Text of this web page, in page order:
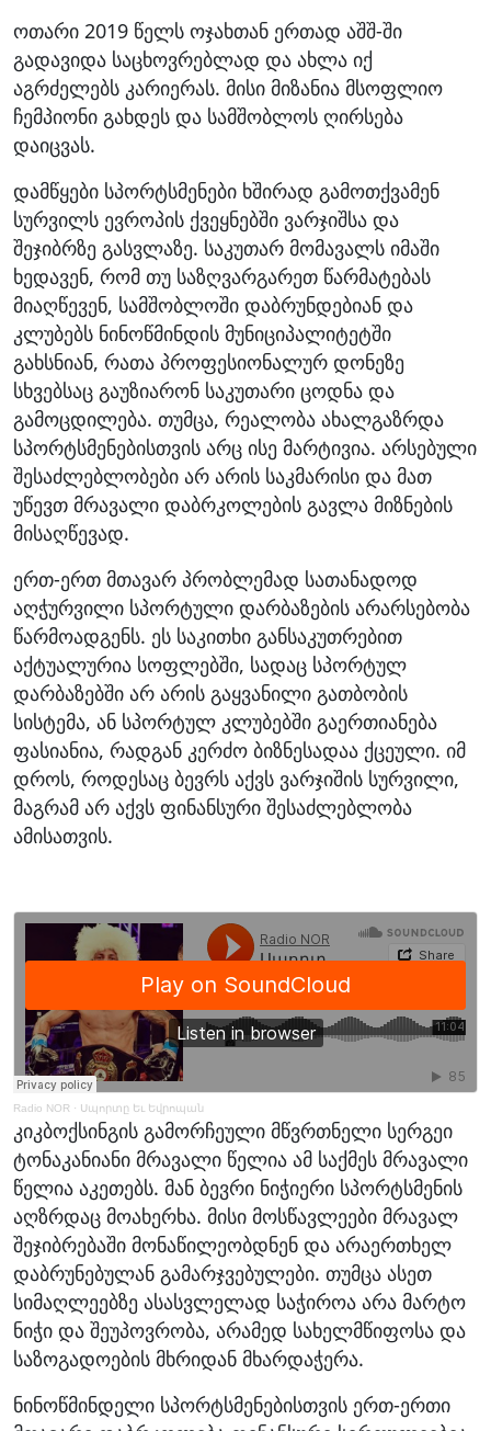
ოთარი 2019 წელს ოჯახთან ერთად აშშ-ში
გადავიდა საცხოვრებლად და ახლა იქ
აგრძელებს კარიერას. მისი მიზანია მსოფლიო
ჩემპიონი გახდეს და სამშობლოს ღირსება
დაიცვას.
დამწყები სპორტსმენები ხშირად გამოთქვამენ
სურვილს ევროპის ქვეყნებში ვარჯიშსა და
შეჯიბრზე გასვლაზე. საკუთარ მომავალს იმაში
ხედავენ, რომ თუ საზღვარგარეთ წარმატებას
მიაღწევენ, სამშობლოში დაბრუნდებიან და
კლუბებს ნინოწმინდის მუნიციპალიტეტში
გახსნიან, რათა პროფესიონალურ დონეზე
სხვებსაც გაუზიარონ საკუთარი ცოდნა და
გამოცდილება. თუმცა, რეალობა ახალგაზრდა
სპორტსმენებისთვის არც ისე მარტივია. არსებული
შესაძლებლობები არ არის საკმარისი და მათ
უწევთ მრავალი დაბრკოლების გავლა მიზნების
მისაღწევად.
ერთ-ერთ მთავარ პრობლემად სათანადოდ
აღჭურვილი სპორტული დარბაზების არარსებობა
წარმოადგენს. ეს საკითხი განსაკუთრებით
აქტუალურია სოფლებში, სადაც სპორტულ
დარბაზებში არ არის გაყვანილი გათბობის
სისტემა, ან სპორტულ კლუბებში გაერთიანება
ფასიანია, რადგან კერძო ბიზნესადაა ქცეული. იმ
დროს, როდესაც ბევრს აქვს ვარჯიშის სურვილი,
მაგრამ არ აქვს ფინანსური შესაძლებლობა
ამისათვის.
Radio NOR · Սպորտը Եւ Եվրոպան
კიკბოქსინგის გამორჩეული მწვრთნელი სერგეი
ტონაკანიანი მრავალი წელია ამ საქმეს მრავალი
წელია აკეთებს. მან ბევრი ნიჭიერი სპორტსმენის
აღზრდაც მოახერხა. მისი მოსწავლეები მრავალ
შეჯიბრებაში მონაწილეობდნენ და არაერთხელ
დაბრუნებულან გამარჯვებულები. თუმცა ასეთ
სიმაღლეებზე ასასვლელად საჭიროა არა მარტო
ნიჭი და შეუპოვრობა, არამედ სახელმწიფოსა და
საზოგადოების მხრიდან მხარდაჭერა.
ნინოწმინდელი სპორტსმენებისთვის ერთ-ერთი